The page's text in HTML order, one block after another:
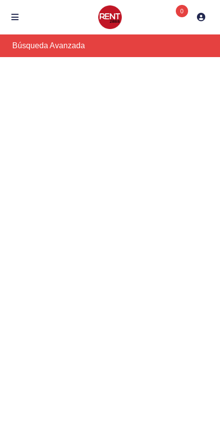
0
Búsqueda Avanzada